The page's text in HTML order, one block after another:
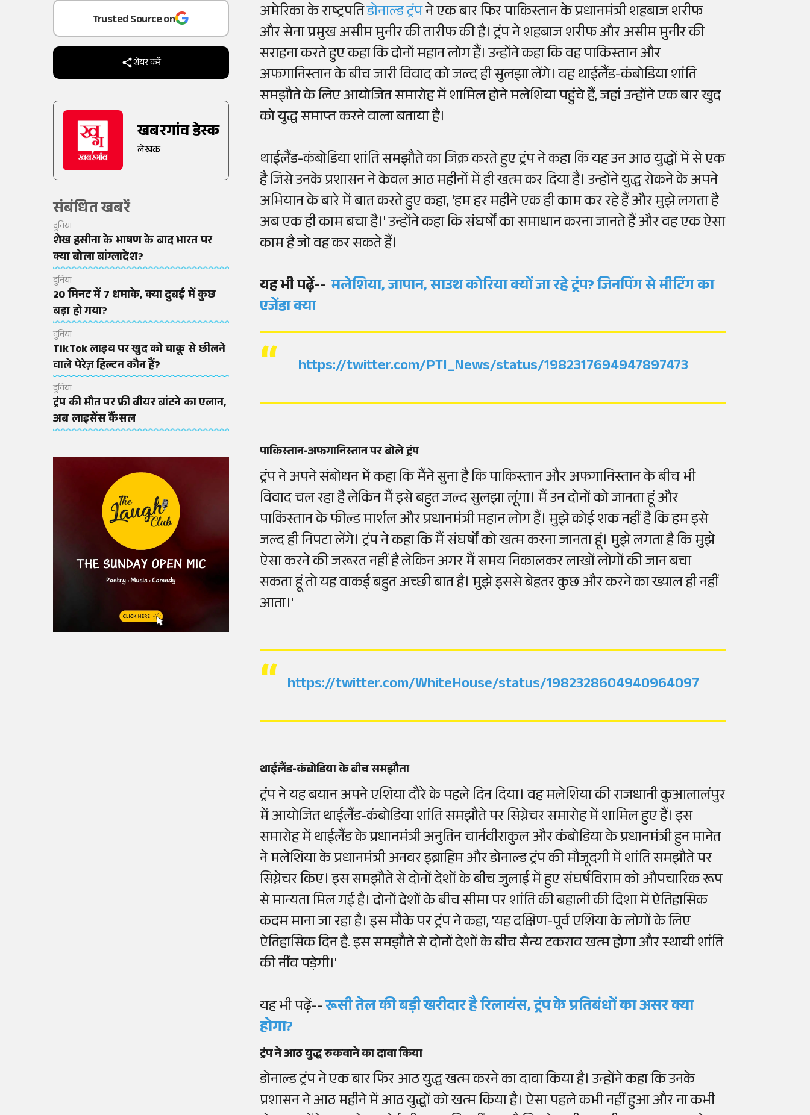
Trusted Source on
शेयर करें
खबरगांव डेस्क
लेखक
संबंधित खबरें
दुनिया
शेख हसीना के भाषण के बाद भारत पर
क्या बोला बांग्लादेश?
दुनिया
20 मिनट में 7 धमाके, क्या दुबई में कुछ
बड़ा हो गया?
दुनिया
TikTok लाइव पर खुद को चाकू से छीलने
वाले पेरेज़ हिल्टन कौन हैं?
दुनिया
ट्रंप की मौत पर फ्री बीयर बांटने का एलान,
अब लाइसेंस कैंसल
अमेरिका के राष्ट्रपतिडोनाल्ड ट्रंपने एक बार फिर पाकिस्तान के प्रधानमंत्री शहबाज शरीफ
और सेना प्रमुख असीम मुनीर की तारीफ की है। ट्रंप ने शहबाज शरीफ और असीम मुनीर की
सराहना करते हुए कहा कि दोनों महान लोग हैं। उन्होंने कहा कि वह पाकिस्तान और
अफगानिस्तान के बीच जारी विवाद को जल्द ही सुलझा लेंगे। वह थाईलैंड-कंबोडिया शांति
समझौते के लिए आयोजित समारोह में शामिल होने मलेशिया पहुंचे हैं, जहां उन्होंने एक बार खुद
को युद्ध समाप्त करने वाला बताया है।
थाईलैंड-कंबोडिया शांति समझौते का जिक्र करते हुए ट्रंप ने कहा कि यह उन आठ युद्धों में से एक
है जिसे उनके प्रशासन ने केवल आठ महीनों में ही खत्म कर दिया है। उन्होंने युद्ध रोकने के अपने
अभियान के बारे में बात करते हुए कहा, 'हम हर महीने एक ही काम कर रहे हैं और मुझे लगता है
अब एक ही काम बचा है।' उन्होंने कहा कि संघर्षों का समाधान करना जानते हैं और वह एक ऐसा
काम है जो वह कर सकते हैं।
यह भी पढ़ें-- मलेशिया, जापान, साउथ कोरिया क्यों जा रहे ट्रंप? जिनपिंग से मीटिंग का
एजेंडा क्या
https://twitter.com/PTI_News/status/1982317694947897473
पाकिस्तान-अफगानिस्तान पर बोले ट्रंप
ट्रंप ने अपने संबोधन में कहा कि मैंने सुना है कि पाकिस्तान और अफगानिस्तान के बीच भी
विवाद चल रहा है लेकिन मैं इसे बहुत जल्द सुलझा लूंगा। मैं उन दोनों को जानता हूं और
पाकिस्तान के फील्ड मार्शल और प्रधानमंत्री महान लोग हैं। मुझे कोई शक नहीं है कि हम इसे
जल्द ही निपटा लेंगे। ट्रंप ने कहा कि मैं संघर्षों को खत्म करना जानता हूं। मुझे लगता है कि मुझे
ऐसा करने की जरूरत नहीं है लेकिन अगर मैं समय निकालकर लाखों लोगों की जान बचा
सकता हूं तो यह वाकई बहुत अच्छी बात है। मुझे इससे बेहतर कुछ और करने का ख्याल ही नहीं
आता।'
https://twitter.com/WhiteHouse/status/1982328604940964097
थाईलैंड-कंबोडिया के बीच समझौता
ट्रंप ने यह बयान अपने एशिया दौरे के पहले दिन दिया। वह मलेशिया की राजधानी कुआलालंपुर
में आयोजित थाईलैंड-कंबोडिया शांति समझौते पर सिग्नेचर समारोह में शामिल हुए हैं। इस
समारोह में थाईलैंड के प्रधानमंत्री अनुतिन चार्नवीराकुल और कंबोडिया के प्रधानमंत्री हुन मानेत
ने मलेशिया के प्रधानमंत्री अनवर इब्राहिम और डोनाल्ड ट्रंप की मौजूदगी में शांति समझौते पर
सिग्नेचर किए। इस समझौते से दोनों देशों के बीच जुलाई में हुए संघर्षविराम को औपचारिक रूप
से मान्यता मिल गई है। दोनों देशों के बीच सीमा पर शांति की बहाली की दिशा में ऐतिहासिक
कदम माना जा रहा है। इस मौके पर ट्रंप ने कहा, 'यह दक्षिण-पूर्व एशिया के लोगों के लिए
ऐतिहासिक दिन है. इस समझौते से दोनों देशों के बीच सैन्य टकराव खत्म होगा और स्थायी शांति
की नींव पड़ेगी।'
यह भी पढ़ें--रूसी तेल की बड़ी खरीदार है रिलायंस, ट्रंप के प्रतिबंधों का असर क्या
होगा?
ट्रंप ने आठ युद्ध रुकवाने का दावा किया
डोनाल्ड ट्रंप ने एक बार फिर आठ युद्ध खत्म करने का दावा किया है। उन्होंने कहा कि उनके
प्रशासन ने आठ महीने में आठ युद्धों को खत्म किया है। ऐसा पहले कभी नहीं हुआ और ना कभी